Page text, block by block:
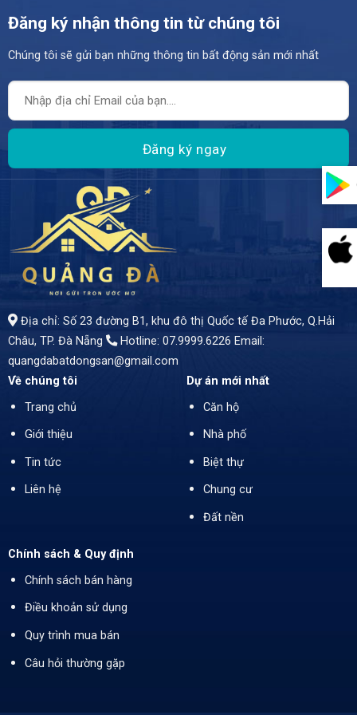
Đăng ký nhận thông tin từ chúng tôi
Chúng tôi sẽ gửi bạn những thông tin bất động sản mới nhất
Địa chỉ: Số 23 đường B1, khu đô thị Quốc tế Đa Phước, Q.Hải
Châu, TP. Đà Nẵng
Hotline: 07.9999.6226 Email:
quangdabatdongsan@gmail.com
Về chúng tôi
Trang chủ
Giới thiệu
Tin tức
Liên hệ
Dự án mới nhất
Căn hộ
Nhà phố
Biệt thự
Chung cư
Đất nền
Chính sách & Quy định
Chính sách bán hàng
Điều khoản sử dụng
Quy trình mua bán
Câu hỏi thường gặp